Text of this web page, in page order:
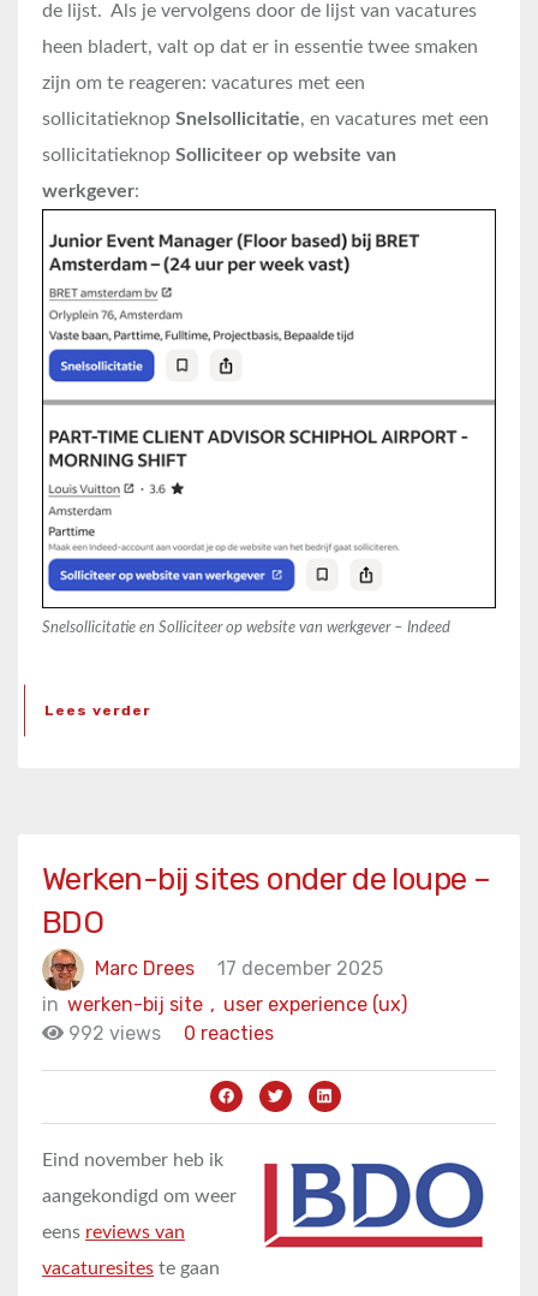
de lijst. Als je vervolgens door de lijst van vacatures
heen bladert, valt op dat er in essentie twee smaken
zijn om te reageren: vacatures met een
sollicitatieknop Snelsollicitatie, en vacatures met een
sollicitatieknop Solliciteer op website van
werkgever:
Snelsollicitatie en Solliciteer op website van werkgever – Indeed
Lees verder
Werken-bij sites onder de loupe –
BDO
Marc Drees
17 december 2025
in
user experience (ux)
werken-bij site ,
992 views
0 reacties
Eind november heb ik
aangekondigd om weer
eens reviews van
vacaturesites te gaan